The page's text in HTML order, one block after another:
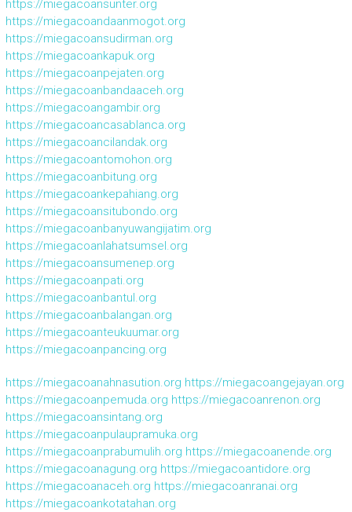
https://miegacoansunter.org
https://miegacoandaanmogot.org
https://miegacoansudirman.org
https://miegacoankapuk.org
https://miegacoanpejaten.org
https://miegacoanbandaaceh.org
https://miegacoangambir.org
https://miegacoancasablanca.org
https://miegacoancilandak.org
https://miegacoantomohon.org
https://miegacoanbitung.org
https://miegacoankepahiang.org
https://miegacoansitubondo.org
https://miegacoanbanyuwangijatim.org
https://miegacoanlahatsumsel.org
https://miegacoansumenep.org
https://miegacoanpati.org
https://miegacoanbantul.org
https://miegacoanbalangan.org
https://miegacoanteukuumar.org
https://miegacoanpancing.org
https://miegacoanahnasution.org https://miegacoangejayan.org
https://miegacoanpemuda.org https://miegacoanrenon.org
https://miegacoansintang.org
https://miegacoanpulaupramuka.org
https://miegacoanprabumulih.org https://miegacoanende.org
https://miegacoanagung.org https://miegacoantidore.org
https://miegacoanaceh.org https://miegacoanranai.org
https://miegacoankotatahan.org